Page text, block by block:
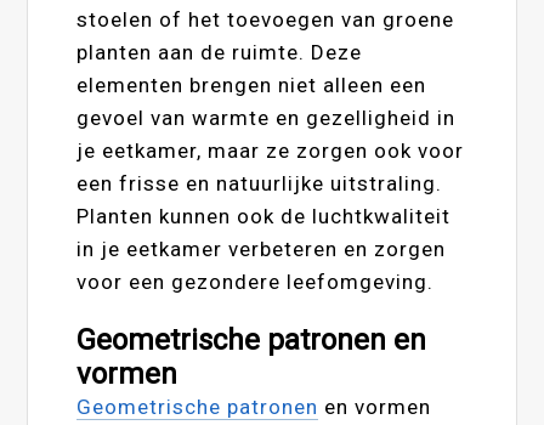
stoelen of het toevoegen van groene
planten aan de ruimte. Deze
elementen brengen niet alleen een
gevoel van warmte en gezelligheid in
je eetkamer, maar ze zorgen ook voor
een frisse en natuurlijke uitstraling.
Planten kunnen ook de luchtkwaliteit
in je eetkamer verbeteren en zorgen
voor een gezondere leefomgeving.
Geometrische patronen en
vormen
Geometrische patronen en vormen